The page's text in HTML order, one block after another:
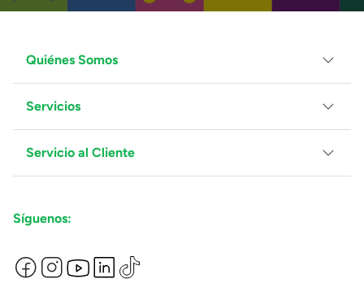
Quiénes Somos
Grupo Juguetron
Localiza tu tienda
Blog
Servicios
Facturación
Proveedores
Servicio al Cliente
Preguntas Frecuentes
Términos y Condiciones
Devoluciones de Compras en Línea
Síguenos: